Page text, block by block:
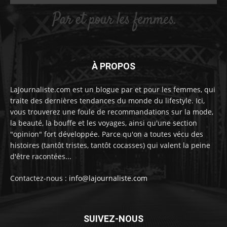
À PROPOS
LaJournaliste.com est un blogue par et pour les femmes, qui
traite des dernières tendances du monde du lifestyle. Ici,
vous trouverez une foule de recommandations sur la mode,
la beauté, la bouffe et les voyages, ainsi qu'une section
"opinion" fort développée. Parce qu'on a toutes vécu des
histoires (tantôt tristes, tantôt cocasses) qui valent la peine
d'être racontées...
Contactez-nous : info@lajournaliste.com
SUIVEZ-NOUS